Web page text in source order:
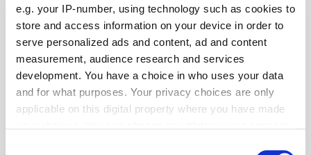
e.g. your IP-number, using technology such as cookies to
store and access information on your device in order to
serve personalized ads and content, ad and content
measurement, audience research and services
development. You have a choice in who uses your data
and for what purposes. Your privacy choices are only
applicable on this digital property where you have made